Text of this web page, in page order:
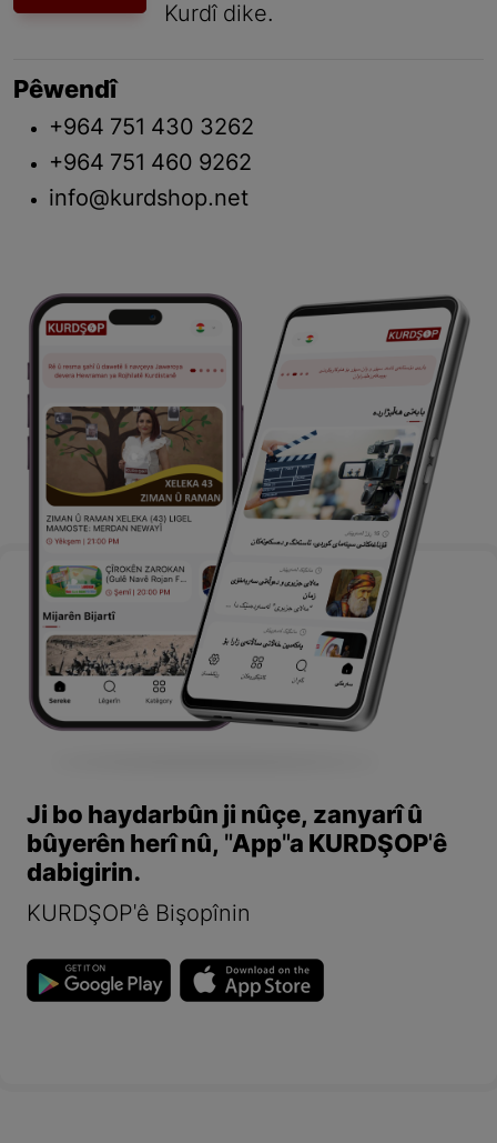
Kurdî dike.
Pêwendî
+964 751 430 3262
+964 751 460 9262
info@kurdshop.net
Ji bo haydarbûn ji nûçe, zanyarî û
bûyerên herî nû, "App"a KURDŞOP'ê
dabigirin.
KURDŞOP'ê Bişopînin